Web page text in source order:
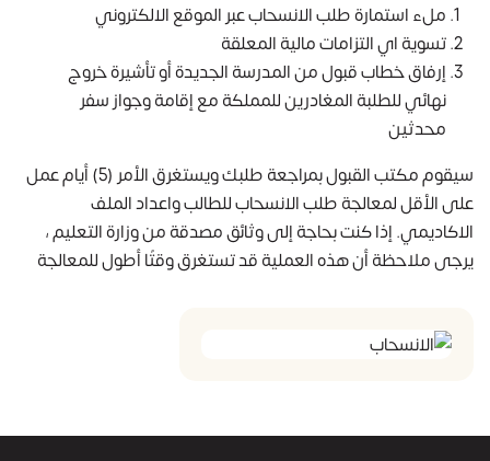
ملء استمارة طلب الانسحاب عبر الموقع الالكتروني
تسوية اي التزامات مالية المعلقة
إرفاق خطاب قبول من المدرسة الجديدة أو تأشيرة خروج
نهائي للطلبة المغادرين للمملكة مع إقامة وجواز سفر
محدثين
سيقوم مكتب القبول بمراجعة طلبك ويستغرق الأمر (5) أيام عمل
على الأقل لمعالجة طلب الانسحاب للطالب واعداد الملف
الاكاديمي. إذا كنت بحاجة إلى وثائق مصدقة من وزارة التعليم ،
يرجى ملاحظة أن هذه العملية قد تستغرق وقتًا أطول للمعالجة